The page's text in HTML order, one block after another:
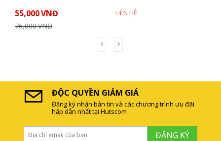
ĐỘC QUYỀN GIẢM GIÁ
Đăng ký nhận bản tin và các chương trình ưu đãi
hấp dẫn nhất tại Hutscom
ĐĂNG KÝ